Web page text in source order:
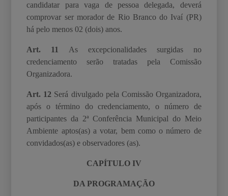
candidatar para vaga de pessoa delegada, deverá
comprovar ser morador de Rio Branco do Ivaí (PR)
há pelo menos 02 (dois) anos.
Art. 11 As excepcionalidades surgidas no
credenciamento serão tratadas pela Comissão
Organizadora.
Art. 12 Será divulgado pela Comissão Organizadora,
após o término do credenciamento, o número de
participantes da 2ª Conferência Municipal do Meio
Ambiente aptos(as) a votar, bem como o número de
convidados(as) e observadores (as).
CAPÍTULO IV
DA PROGRAMAÇÃO